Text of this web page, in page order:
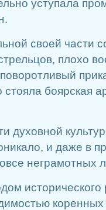
уступала
своей части
плохо
стояла боярская
духовной
и даже в
неграмотных